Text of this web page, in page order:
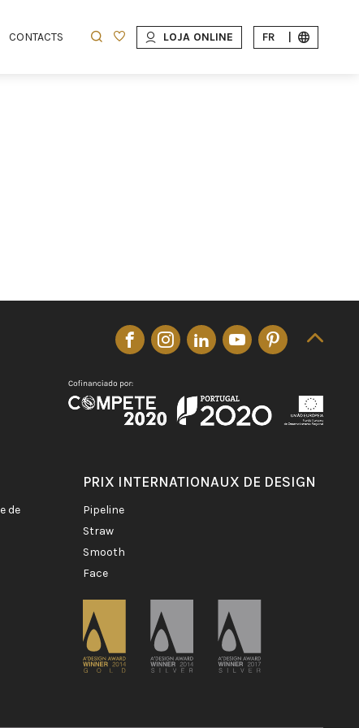
CONTACTS LOJA ONLINE FR
PRIX INTERNATIONAUX DE DESIGN
pipeline
straw
smooth
face